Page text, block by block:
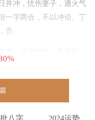
并冲，忧伤妻子，通火气
一字两合，不以冲论。丁
贵。
透己甲者贵，中带凶。丁
月印助财生，皆主大贵。
，辛财得局，方有倚旺，
批八字 2024运势